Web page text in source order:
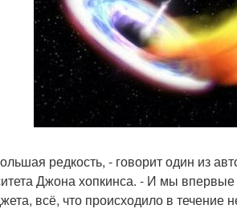
редкость, - говорит один из
Джона хопкинса. - И мы
всё, что происходило в течение